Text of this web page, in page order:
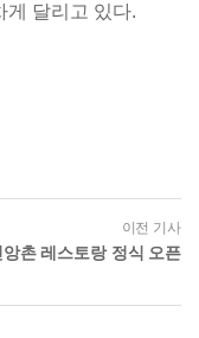
게 달리고 있다.
이전 기사
앙촌 레스토랑 정식 오픈